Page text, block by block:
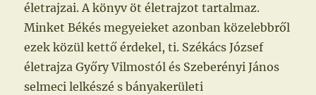
életrajzai. A könyv öt életrajzot tartalmaz.
Minket Békés megyeieket azonban közelebbről
ezek közül kettő érdekel, ti. Székács József
életrajza Győry Vilmostól és Szeberényi János
selmeci lelkészé s bányakerületi